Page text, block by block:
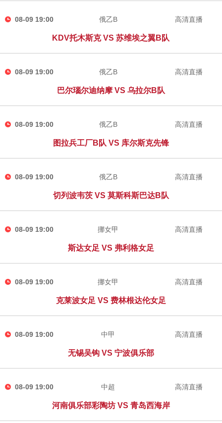
08-09 19:00 俄乙B
KDV托木斯克 VS 苏维埃之翼B队
高清直播
08-09 19:00 俄乙B
巴尔瑙尔迪纳摩 VS 乌拉尔B队
高清直播
08-09 19:00 俄乙B
图拉兵工厂B队 VS 库尔斯克先锋
高清直播
08-09 19:00 俄乙B
切列波韦茨 VS 莫斯科斯巴达B队
高清直播
08-09 19:00 挪女甲
斯达女足 VS 弗利格女足
高清直播
08-09 19:00 挪女甲
克莱波女足 VS 费林根达伦女足
高清直播
08-09 19:00 中甲
无锡吴钩 VS 宁波俱乐部
高清直播
08-09 19:00 中超
河南俱乐部彩陶坊 VS 青岛西海岸
高清直播